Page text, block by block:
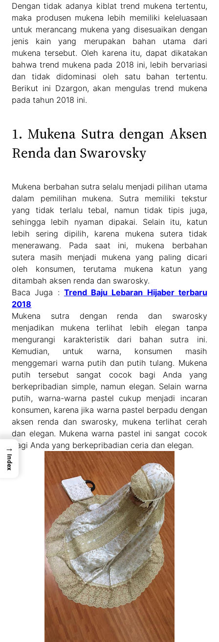
Dengan tidak adanya kiblat trend mukena tertentu,
maka produsen mukena lebih memiliki keleluasaan
untuk merancang mukena yang disesuaikan dengan
jenis kain yang merupakan bahan utama dari
mukena tersebut. Oleh karena itu, dapat dikatakan
bahwa trend mukena pada 2018 ini, lebih bervariasi
dan tidak didominasi oleh satu bahan tertentu.
Berikut ini Dzargon, akan mengulas trend mukena
pada tahun 2018 ini.
1. Mukena Sutra dengan Aksen
Renda dan Swarovsky
Mukena berbahan sutra selalu menjadi pilihan utama
dalam pemilihan mukena. Sutra memiliki tekstur
yang tidak terlalu tebal, namun tidak tipis juga,
sehingga lebih nyaman dipakai. Selain itu, katun
lebih sering dipilih, karena mukena sutera tidak
menerawang. Pada saat ini, mukena berbahan
sutera masih menjadi mukena yang paling dicari
oleh konsumen, terutama mukena katun yang
ditambah aksen renda dan swarosky.
Baca Juga : Trend Baju Lebaran Hijaber terbaru
2018
Mukena sutra dengan renda dan swarosky
menjadikan mukena terlihat lebih elegan tanpa
mengurangi karakteristik dari bahan sutra ini.
Kemudian, untuk warna, konsumen masih
menggemari warna putih dan putih tulang. Mukena
putih tersebut sangat cocok bagi Anda yang
berkepribadian simple, namun elegan. Selain warna
putih, warna-warna pastel cukup menjadi incaran
konsumen, karena jika warna pastel berpadu dengan
aksen renda dan swarosky, mukena terlihat cerah
dan elegan. Mukena warna pastel ini sangat cocok
bagi Anda yang berkepribadian ceria dan elegan.
→
Index